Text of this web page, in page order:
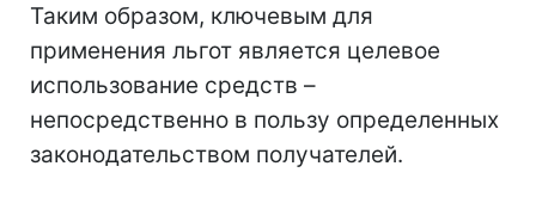
Таким образом, ключевым для
применения льгот является целевое
использование средств –
непосредственно в пользу определенных
законодательством получателей.